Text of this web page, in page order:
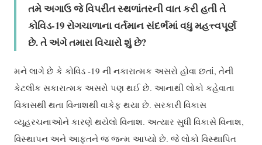
તમે અગાઉ જે વિપરીત સ્થળાંતરની વાત કરી હતી તે
કોવિડ-19 રોગચાળાના વર્તમાન સંદર્ભમાં વધુ મહત્ત્વપૂર્ણ
છે. તે અંગે તમારા વિચારો શું છે?
મને લાગે છે કે કોવિડ -19 ની નકારાત્મક અસરો હોવા છતાં, તેની
કેટલીક સકારાત્મક અસરો પણ થઈ છે. આનાથી લોકો કહેવાતા
વિકાસથી થતા વિનાશથી વાકેફ થયા છે. સરકારી વિકાસ
વ્યૂહરચનાઓને કારણે થયેલો વિનાશ. અત્યાર સુધી વિકાસે વિનાશ,
વિસ્થાપન અને આફતને જ જન્મ આપ્યો છે. જે લોકો વિસ્થાપિત